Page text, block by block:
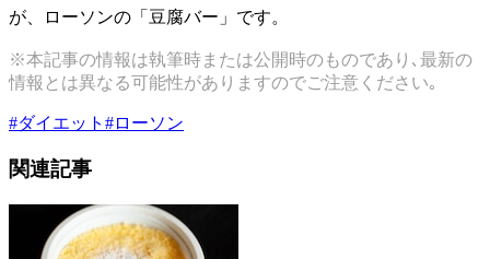
が、ローソンの「豆腐バー」です。
※本記事の情報は執筆時または公開時のものであり､最新の
情報とは異なる可能性がありますのでご注意ください｡
#ダイエット #ローソン
関連記事